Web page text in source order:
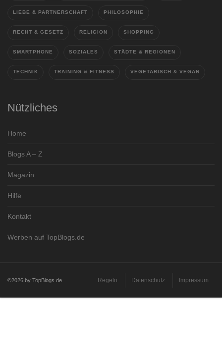
LIEBE & PARTNERSCHAFT PHILOSOPHIE
RECHT & GESETZ RELIGION SHOPPING
SMARTPHONE SOZIALES STÄDTE & REGIONEN
TECHNIK TRAINING & FITNESS VEGETARISCH & VEGAN
Nützliches
Home
Blogs A – Z
Magazin
Hilfe
Kontakt
Werben auf TopBlogs.de
©2026 by TopBlogs.de Regeln Datenschutz Impressum